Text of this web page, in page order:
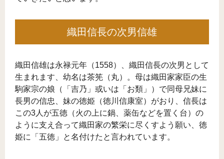
織田信長の次男信雄
織田信雄は永禄元年（1558）、織田信長の次男として
生まれます、幼名は茶筅（丸）。母は織田家家臣の生
駒家宗の娘（「吉乃」或いは「お類」）で同母兄妹に
長男の信忠、妹の徳姫（徳川信康室）がおり、信長は
この3人が五徳（火の上に鍋、薬缶などを置く台）の
ように支え合って織田家の繁栄に尽くすよう願い、徳
姫に「五徳」と名付けたと言われています。